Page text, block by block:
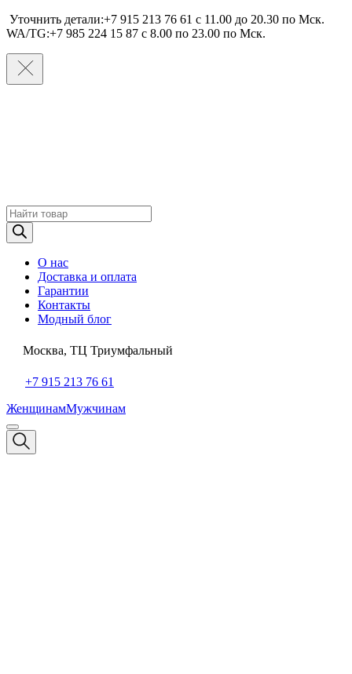
Уточнить детали:+7 915 213 76 61 c 11.00 до 20.30 по Мcк.
WA/TG:+7 985 224 15 87 c 8.00 по 23.00 по Мcк.
Поиск
товаров
О нас
Доставка и оплата
Гарантии
Контакты
Модный блог
Москва, ТЦ Триумфальный
+7 915 213 76 61
ЖенщинамМужчинам